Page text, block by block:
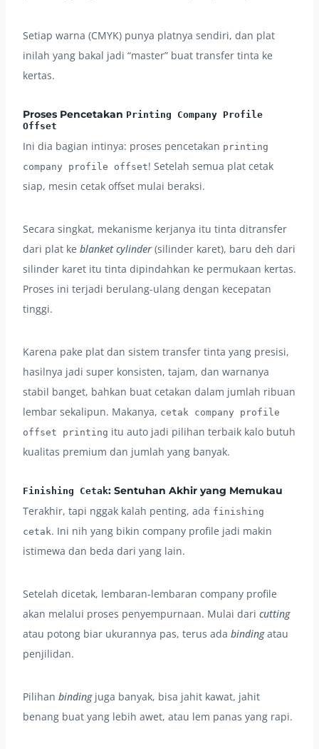
Setiap warna (CMYK) punya platnya sendiri, dan plat
inilah yang bakal jadi “master” buat transfer tinta ke
kertas.
Proses Pencetakan Printing Company Profile
Offset
Ini dia bagian intinya: proses pencetakan printing
company profile offset! Setelah semua plat cetak
siap, mesin cetak offset mulai beraksi.
Secara singkat, mekanisme kerjanya itu tinta ditransfer
dari plat ke blanket cylinder (silinder karet), baru deh dari
silinder karet itu tinta dipindahkan ke permukaan kertas.
Proses ini terjadi berulang-ulang dengan kecepatan
tinggi.
Karena pake plat dan sistem transfer tinta yang presisi,
hasilnya jadi super konsisten, tajam, dan warnanya
stabil banget, bahkan buat cetakan dalam jumlah ribuan
lembar sekalipun. Makanya, cetak company profile
offset printing itu auto jadi pilihan terbaik kalo butuh
kualitas premium dan jumlah yang banyak.
Finishing Cetak: Sentuhan Akhir yang Memukau
Terakhir, tapi nggak kalah penting, ada finishing
cetak. Ini nih yang bikin company profile jadi makin
istimewa dan beda dari yang lain.
Setelah dicetak, lembaran-lembaran company profile
akan melalui proses penyempurnaan. Mulai dari cutting
atau potong biar ukurannya pas, terus ada bindingatau
penjilidan.
Pilihan bindingjuga banyak, bisa jahit kawat, jahit
benang buat yang lebih awet, atau lem panas yang rapi.